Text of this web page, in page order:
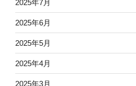
2025年7月
2025年6月
2025年5月
2025年4月
2025年3月